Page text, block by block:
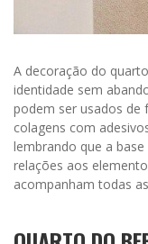
A decoração do
identidade sem
podem ser usados de
colagens com
lembrando que a
relações aos
acompanham todas